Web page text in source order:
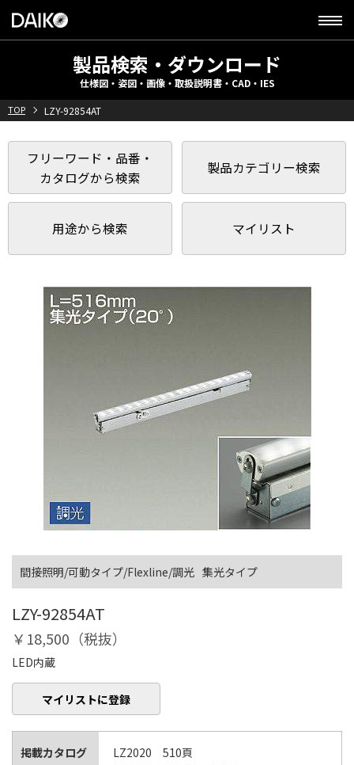
製品検索・ダウンロード
仕様図・姿図・画像・取扱説明書・CAD・IES
TOP LZY-92854AT
フリーワード・品番・
カタログから検索
製品カテゴリー検索
用途から検索 マイリスト
間接照明/可動タイプ/Flexline/調光 集光タイプ
LZY-92854AT
￥18,500（税抜）
LED内蔵
マイリストに登録
掲載カタログ
LZ2020 510頁